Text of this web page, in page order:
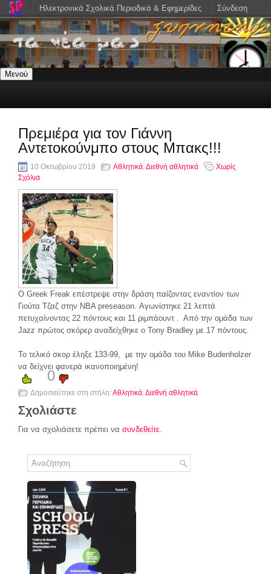
Μενού
Πρεμιέρα για τον Γιάννη
Αντετοκούνμπο στους Μπακς!!!
10 Οκτωβρίου 2019 Αθλητικά,Διεθνή αθλητικά
Χωρίς
Σχόλια
Ο Greek Freak επέστρεψε στην δράση παίζοντας εναντίον των
Γιούτα Τζαζ στην NBA preseason. Αγωνίστηκε 21 λεπτά
πετυχαίνοντας 22 πόντους και 11 ριμπάουντ . Από την ομάδα των
Jazz πρώτος σκόρερ αναδείχθηκε ο Tony Bradley με 17 πόντους.
To τελικό σκορ έληξε 133-99, με την ομάδα του Mike Budenholzer
να δείχνει φανερά ικανοποιημένη!
0
Δημοσιεύτηκε στη στήλη:Αθλητικά,Διεθνή αθλητικά
Σχολιάστε
Για να σχολιάσετε πρέπει να συνδεθείτε.
Ηλεκτρονικά Σχολικά Περιοδικά & Εφημερίδες Σύνδεση